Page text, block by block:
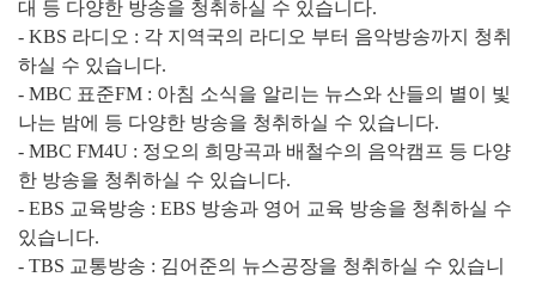
대 등 다양한 방송을 청취하실 수 있습니다.
- KBS 라디오 : 각 지역국의 라디오 부터 음악방송까지 청취
하실 수 있습니다.
- MBC 표준FM : 아침 소식을 알리는 뉴스와 산들의 별이 빛
나는 밤에 등 다양한 방송을 청취하실 수 있습니다.
- MBC FM4U : 정오의 희망곡과 배철수의 음악캠프 등 다양
한 방송을 청취하실 수 있습니다.
- EBS 교육방송 : EBS 방송과 영어 교육 방송을 청취하실 수
있습니다.
- TBS 교통방송 : 김어준의 뉴스공장을 청취하실 수 있습니